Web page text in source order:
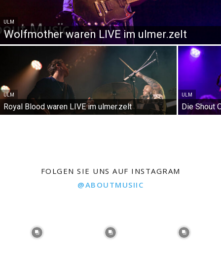
ULM
Wolfmother waren LIVE im ulmer.zelt
ULM
Royal Blood waren LIVE im ulmer.zelt
ULM
Die Shout
FOLGEN SIE UNS AUF INSTAGRAM
@ABOUTMUSIIC